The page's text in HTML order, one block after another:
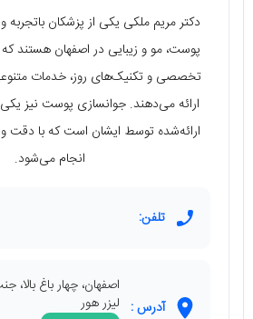
دکتر مریم ملکی یکی از پزشکان
پوست، مو و زیبایی در اصفهان هستند که
تخصصی و تکنیک‌های روز، خدمات
ارائه می‌دهند. جوانسازی پوست نیز
ارائه‌شده توسط ایشان است که با دقت و
انجام می‌شود.
تلفن:
آدرس :
اصفهان، چهار باغ بالا،
لیزر هور